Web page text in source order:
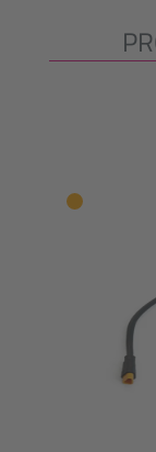
Ignorer la